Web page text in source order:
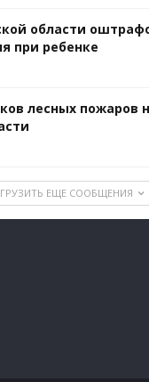
области
при ребенке
лесных пожаров
ЕЩЕ СООБЩЕНИЯ